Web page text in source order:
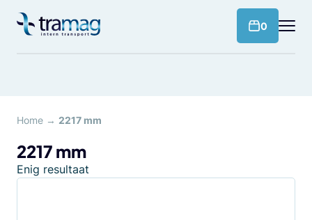
naar
0
Home → 2217 mm
2217 mm
Enig resultaat